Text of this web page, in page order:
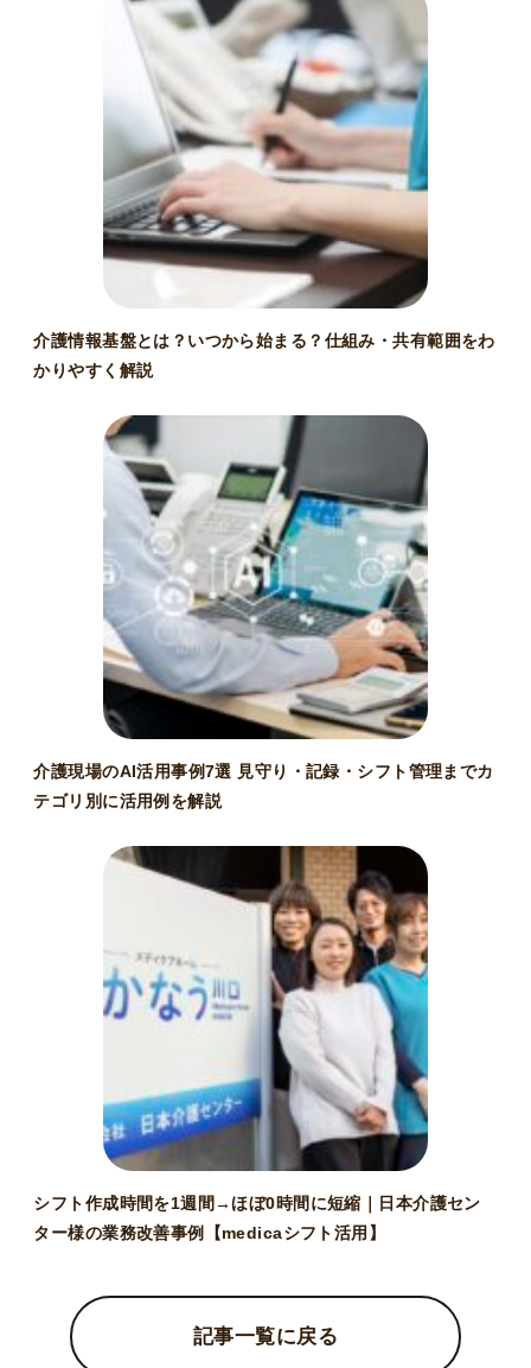
介護情報基盤とは？いつから始まる？仕組み・共有範囲をわ
かりやすく解説
介護現場のAI活用事例7選 見守り・記録・シフト管理までカ
テゴリ別に活用例を解説
シフト作成時間を1週間→ほぼ0時間に短縮｜日本介護セン
ター様の業務改善事例【medicaシフト活用】
記事一覧に戻る